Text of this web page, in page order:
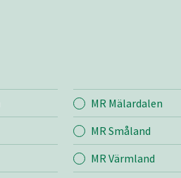
Entreprenad
Mina sidor
MR Mälardalen
MR Småland
MR Värmland